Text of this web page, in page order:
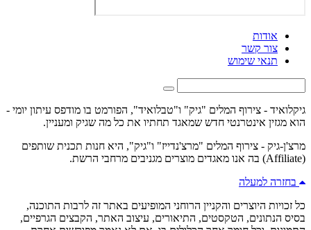
אודות
צור קשר
תנאי שימוש
גיקלואיד - צירוף המלים "גיק" ו"טבלואיד", הפורמט בו מודפס עיתון יומי -
הוא מגזין אינטרנטי חדש שמאגד תחתיו את כל מה שגיק ומעניין.
מרצ'ן-גיק - צירוף המלים "מרצ'נדייז" ו"גיק", היא חנות תכנית שותפים
(Affiliate) בה אנו מאגדים מוצרים מגניבים מרחבי הרשת.
בחזרה למעלה
כל זכויות היוצרים והקניין הרוחני המופיעים באתר זה לרבות התוכנה,
בסיס הנתונים, הטקסטים, התיאורים, עיצוב האתר, הקבצים הגרפיים,